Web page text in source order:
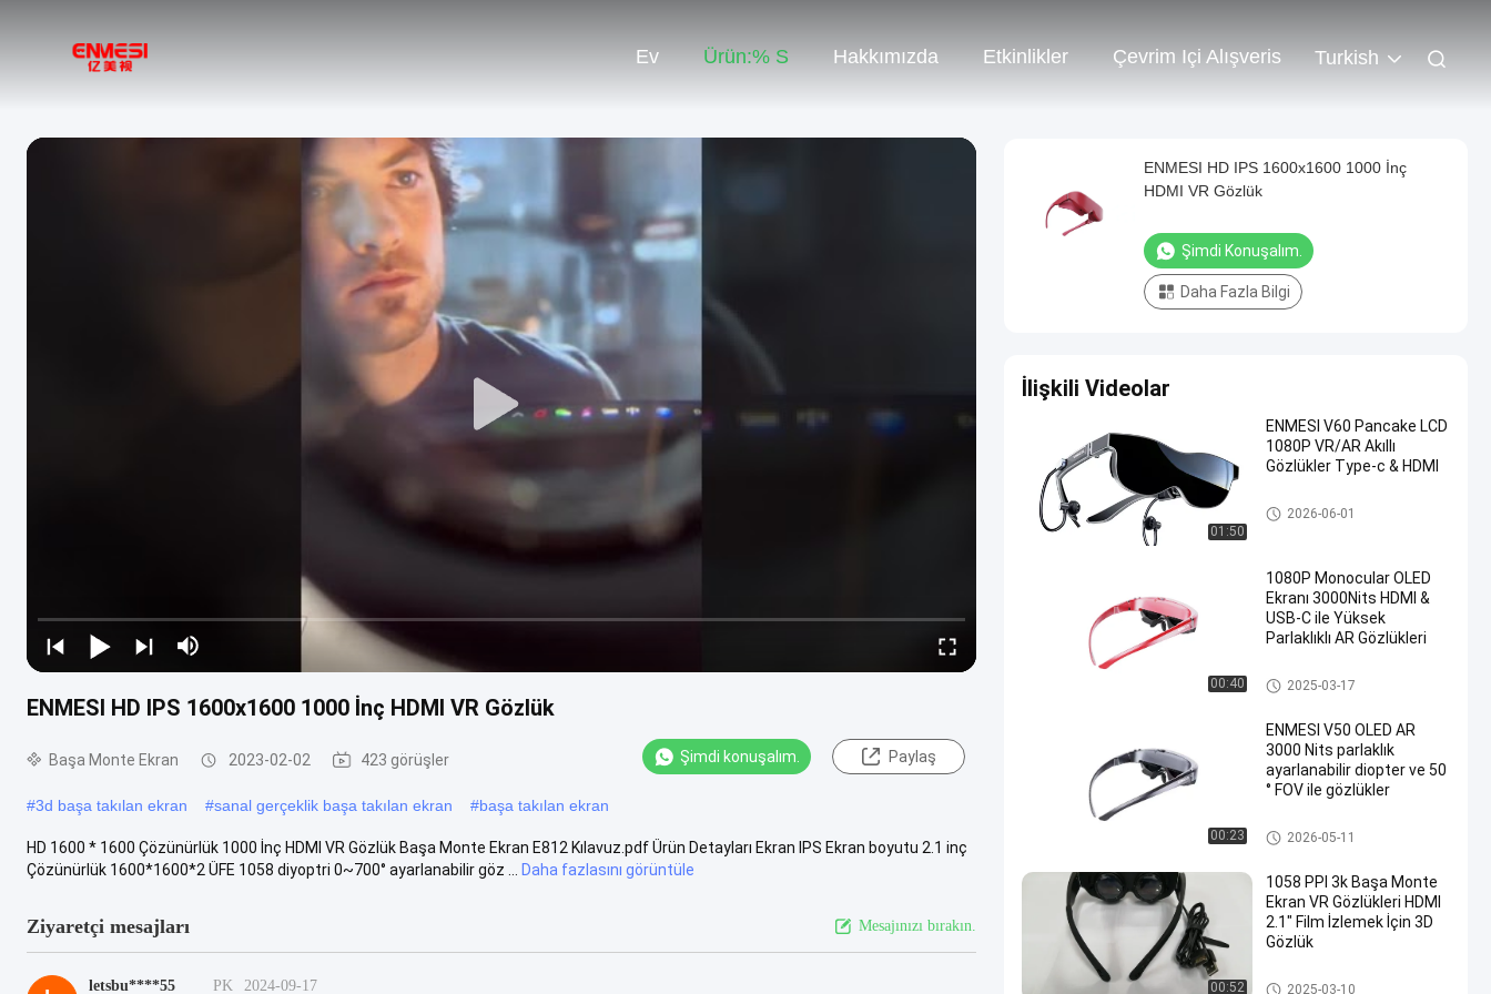
Ev Ürün:% S Hakkımızda Etkinlikler Çevrim Içi Alışveris Turkish
ENMESI HD IPS 1600x1600 1000 İnç HDMI VR Gözlük
Başa Monte Ekran 2023-02-02 423 görüşler Şimdi konuşalım. Paylaş
#3d başa takılan ekran #sanal gerçeklik başa takılan ekran #başa takılan ekran
HD 1600 * 1600 Çözünürlük 1000 İnç HDMI VR Gözlük Başa Monte Ekran E812 Kılavuz.pdf Ürün Detayları Ekran IPS Ekran boyutu 2.1 inç
Çözünürlük 1600*1600*2 ÜFE 1058 diyoptri 0~700° ayarlanabilir göz ...
Daha fazlasını görüntüle
Ziyaretçi mesajları Mesajınızı bırakın.
letsbu****55 PK 2024-09-17
ENMESI HD IPS 1600x1600 1000 İnç
HDMI VR Gözlük
Şimdi Konuşalım.
Daha Fazla Bilgi
İlişkili Videolar
01:50
ENMESI V60 Pancake LCD
1080P VR/AR Akıllı
Gözlükler Type-c & HDMI
VR Akıllı Gözlük
2026-06-01
00:40
1080P Monocular OLED
Ekranı 3000Nits HDMI &
USB-C ile Yüksek
Parlaklıklı AR Gözlükleri
Başa Monte Ekran
2025-03-17
00:23
ENMESI V50 OLED AR
3000 Nits parlaklık
ayarlanabilir diopter ve 50
° FOV ile gözlükler
Başa Monte Ekran
2026-05-11
00:52
1058 PPI 3k Başa Monte
Ekran VR Gözlükleri HDMI
2.1" Film İzlemek İçin 3D
Gözlük
Başa Monte Ekran
2025-03-10